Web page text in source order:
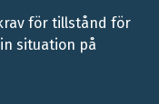
för tillstånd för
situation på